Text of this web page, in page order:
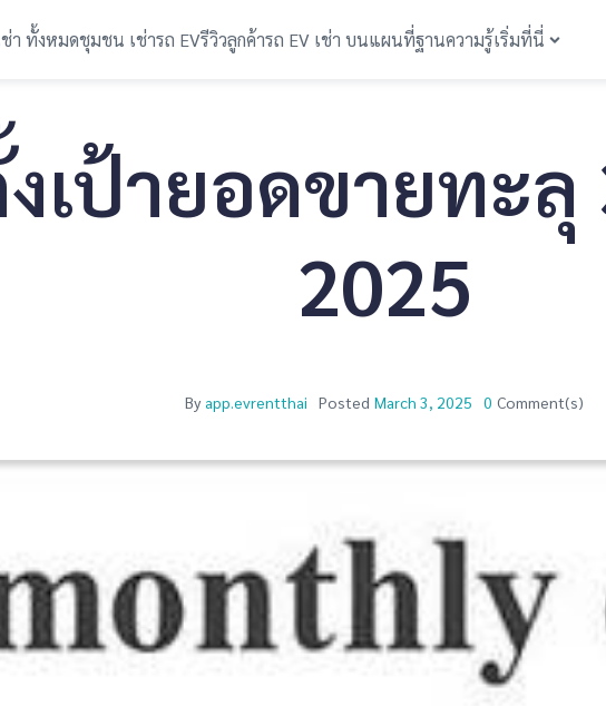
ช่า ทั้งหมดชุมชน เช่ารถ EVรีวิวลูกค้ารถ EV เช่า บนแผนที่ฐานความรู้เริ่มที่นี่
งเป้ายอดขายทะ
2025
By app.evrentthai Posted March 3, 2025 0 Comment(s)